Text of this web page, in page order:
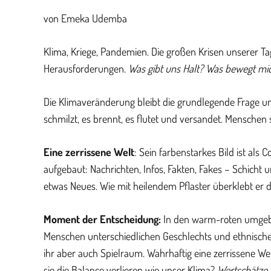
von Emeka Udemba
Klima, Kriege, Pandemien. Die großen Krisen unserer
Herausforderungen. Was gibt uns Halt? Was bewegt
Die Klimaveränderung bleibt die grundlegende Frage
schmilzt, es brennt, es flutet und versandet.
Eine zerrissene Welt: Sein farbenstarkes Bild ist als
aufgebaut: Nachrichten, Infos, Fakten, Fakes –
etwas Neues. Wie mit heilendem Pflaster überklebt er
Moment der Entscheidung: In den warm-roten
Menschen unterschiedlichen Geschlechts und
ihr aber auch Spielraum. Wahrhaftig eine zerrissene